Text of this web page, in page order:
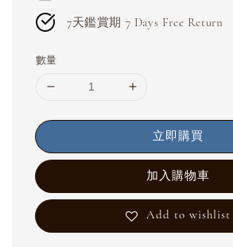
7天鑑賞期 7 Days Free Return
數量
立即購買
加入購物車
Add to wishlist